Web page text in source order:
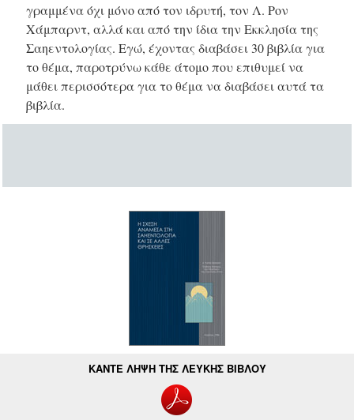
γραμμένα όχι μόνο από τον ιδρυτή, τον Λ. Ρον
Χάμπαρντ, αλλά και από την ίδια την Εκκλησία της
Σαηεντολογίας. Εγώ, έχοντας διαβάσει 30 βιβλία για
το θέμα, παροτρύνω κάθε άτομο που επιθυμεί να
μάθει περισσότερα για το θέμα να διαβάσει αυτά τα
βιβλία.
ΚΑΝΤΕ ΛΗΨΗ ΤΗΣ ΛΕΥΚΗΣ ΒΙΒΛΟΥ